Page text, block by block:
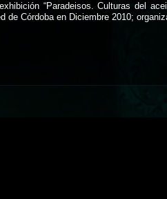
“Paradeisos. Culturas del
de Córdoba en Diciembre 2010;